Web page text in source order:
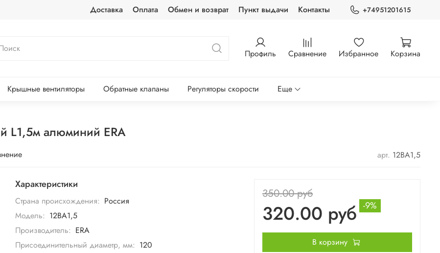
Доставка Оплата Обмен и возврат Пункт выдачи Контакты +74951201615
Профиль Сравнение Избранное Корзина
Крышные вентиляторы Обратные клапаны Регуляторы скорости Еще
L1,5м алюминий ERA
арт. 12ВА1,5
Характеристики
Страна происхождения: Россия
Модель: 12ВА1,5
Производитель: ERA
Присоединительный диаметр, мм: 120
350.00 руб
320.00 руб -9%
В корзину